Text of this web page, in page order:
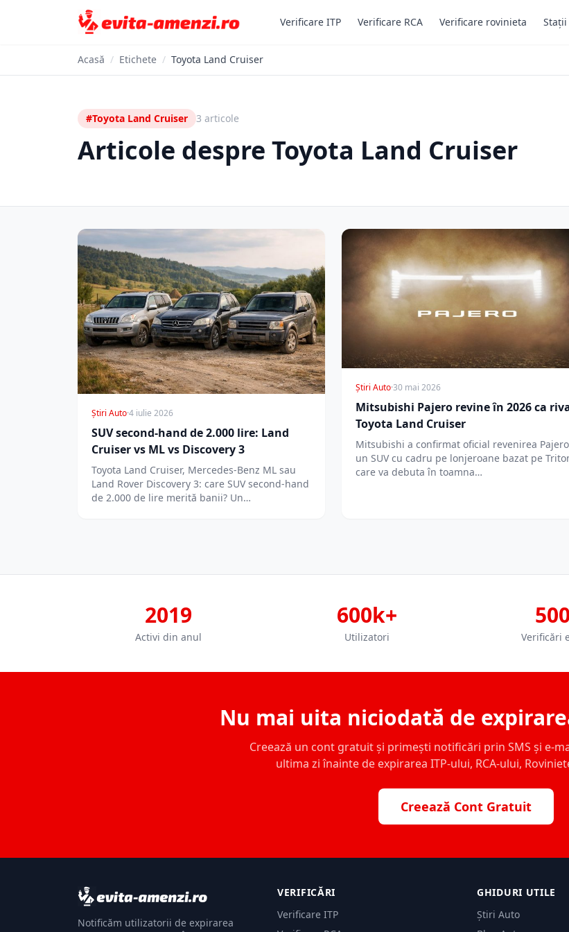
Verificare ITP Verificare RCA Verificare rovinieta Stații
Acasă / Etichete / Toyota Land Cruiser
#Toyota Land Cruiser 3 articole
Articole despre Toyota Land Cruiser
Știri Auto·4 iulie 2026
SUV second-hand de 2.000 lire: Land
Cruiser vs ML vs Discovery 3
Toyota Land Cruiser, Mercedes-Benz ML sau
Land Rover Discovery 3: care SUV second-hand
de 2.000 de lire merită banii? Un…
Știri Auto·30 mai 2026
Mitsubishi Pajero revine în 2026 ca
Toyota Land Cruiser
Mitsubishi a confirmat oficial revenirea
un SUV cu cadru pe lonjeroane bazat pe
care va debuta în toamna…
2019
Activi din anul
600k+
Utilizatori Verificări
Nu mai uita niciodată de
Creează un cont gratuit și primești notificări prin SMS și e-
ultima zi înainte de expirarea ITP-ului, RCA-ului,
Creează Cont Gratuit
Notificăm utilizatorii de expirarea
VERIFICĂRI
Verificare ITP
GHIDURI UTILE
Știri Auto